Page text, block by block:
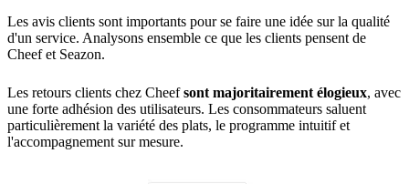
Les avis clients sont importants pour se faire une idée sur la qualité
d'un service. Analysons ensemble ce que les clients pensent de
Cheef et Seazon.
Les retours clients chez Cheefsont majoritairement élogieux, avec
une forte adhésion des utilisateurs. Les consommateurs saluent
particulièrement la variété des plats, le programme intuitif et
l'accompagnement sur mesure.